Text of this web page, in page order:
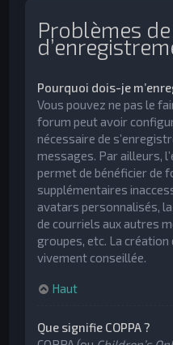
Problèmes
Pourquoi dois-je
Vous pouvez ne pas le
forum peut avoir
nécessaire de
messages. Par ailleurs,
permet de bénéficier de
supplémentaires
avatars personnalisés,
de courriels aux autres
groupes, etc. La création
vivement conseillée.
Haut
Que signifie COPPA ?